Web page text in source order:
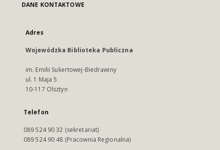
DANE KONTAKTOWE
Adres
Wojewódzka Biblioteka Publiczna
im. Emilii Sukertowej-Biedrawiny
ul. 1 Maja 5
10-117 Olsztyn
Telefon
089 524 90 32 (sekretariat)
089 524 90 48 (Pracownia Regionalna)